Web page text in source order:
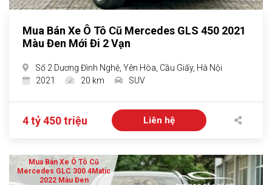
Mua Bán Xe Ô Tô Cũ Mercedes GLS 450 2021
Màu Đen Mới Đi 2 Vạn
Số 2 Dương Đình Nghệ, Yên Hòa, Cầu Giấy, Hà Nội
2021
20 km SUV
4 tỷ 450 triệu Liên hệ
Mua Bán Xe Ô Tô Cũ
Mercedes GLC 300 4Matic
2022 Màu Đen